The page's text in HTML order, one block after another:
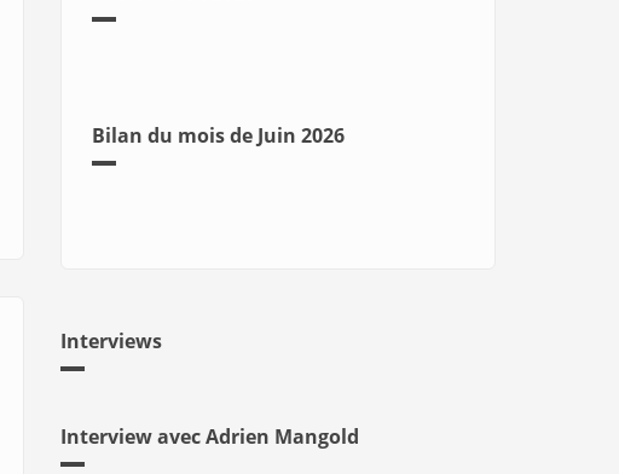
Bilan du mois de Juin 2026
Interviews
Interview avec Adrien Mangold